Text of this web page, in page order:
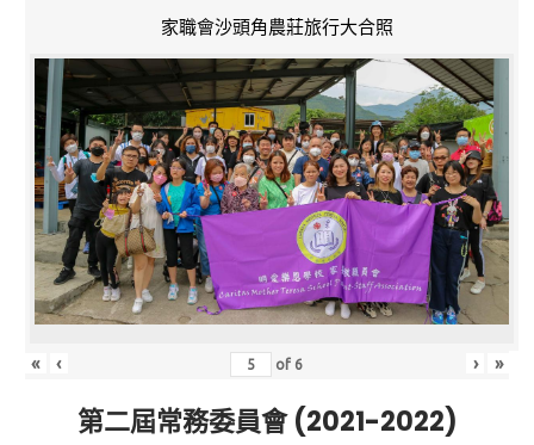
家職會沙頭角農莊旅行大合照
« ‹ of 6 › »
第二屆常務委員會 (2021-2022)